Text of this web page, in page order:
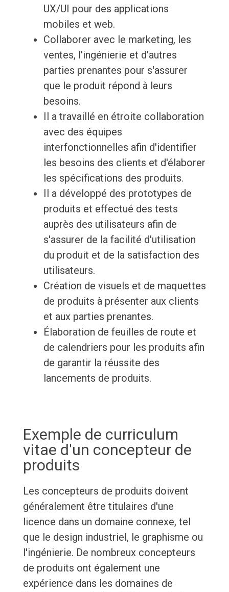
UX/UI pour des applications
mobiles et web.
Collaborer avec le marketing, les
ventes, l'ingénierie et d'autres
parties prenantes pour s'assurer
que le produit répond à leurs
besoins.
Il a travaillé en étroite collaboration
avec des équipes
interfonctionnelles afin d'identifier
les besoins des clients et d'élaborer
les spécifications des produits.
Il a développé des prototypes de
produits et effectué des tests
auprès des utilisateurs afin de
s'assurer de la facilité d'utilisation
du produit et de la satisfaction des
utilisateurs.
Création de visuels et de maquettes
de produits à présenter aux clients
et aux parties prenantes.
Élaboration de feuilles de route et
de calendriers pour les produits afin
de garantir la réussite des
lancements de produits.
Exemple de curriculum
vitae d'un concepteur de
produits
Les concepteurs de produits doivent
généralement être titulaires d'une
licence dans un domaine connexe, tel
que le design industriel, le graphisme ou
l'ingénierie. De nombreux concepteurs
de produits ont également une
expérience dans les domaines de